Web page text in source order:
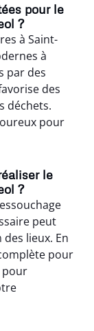
pour le
?
à Saint-
à
par des
des
déchets.
pour
le
?
peut
lieux. En
pour
pour